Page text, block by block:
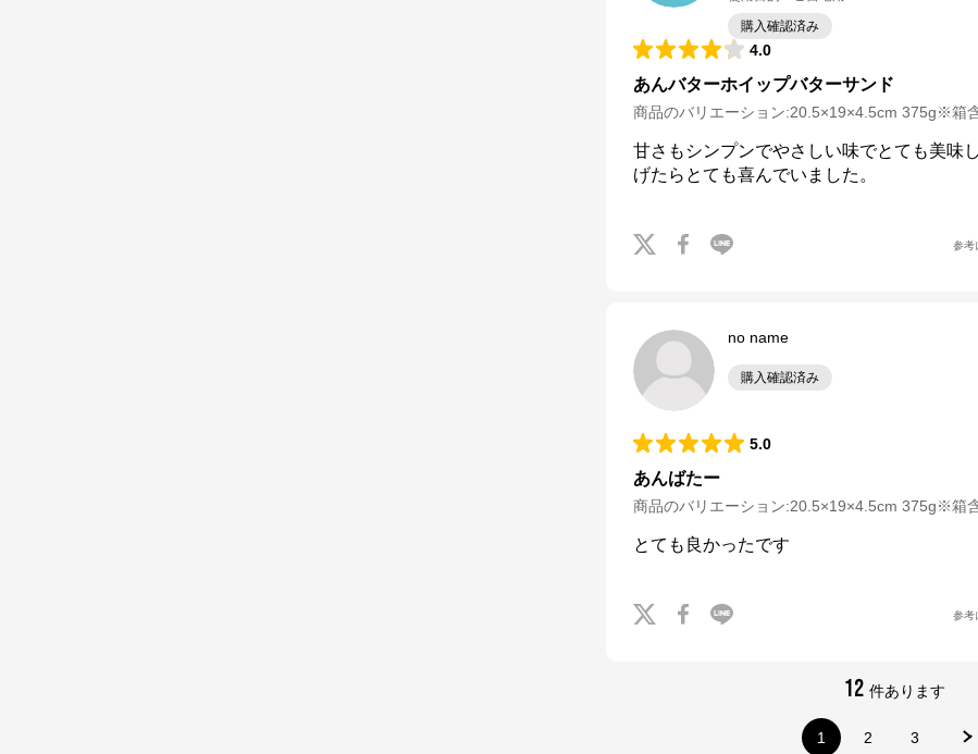
購入確認済み
4.0
あんバターホイップバターサンド
商品のバリエーション:20.5×19×4.5cm 375g※箱
甘さもシンプンでやさしい味でとても美味
げたらとても喜んでいました。
参考
no name
購入確認済み
5.0
あんばたー
商品のバリエーション:20.5×19×4.5cm 375g※箱
とても良かったです
参考
12 件あります
1 2 3
公式ECサイト
お菓子の通信販売 パクとモグ
「パクとモグ」は〈シュガーバターの?〉、〈鎌倉五郎本店〉、〈ねんりん
家〉、〈東京ばな奈ワールド〉をはじめとする様々なお菓?ブランドを取り扱
2003年に誕?し、今や80万?以上の会員様に愛されています。